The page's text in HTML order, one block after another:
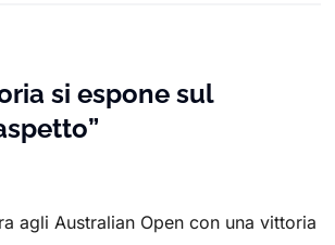
si espone sul
agli Australian Open con una vittoria